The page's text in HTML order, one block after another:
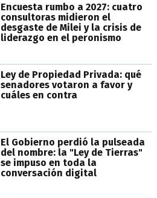
Encuesta rumbo a 2027: cuatro
consultoras midieron el
desgaste de Milei y la crisis de
liderazgo en el peronismo
Ley de Propiedad Privada: qué
senadores votaron a favor y
cuáles en contra
El Gobierno perdió la pulseada
del nombre: la "Ley de Tierras"
se impuso en toda la
conversación digital